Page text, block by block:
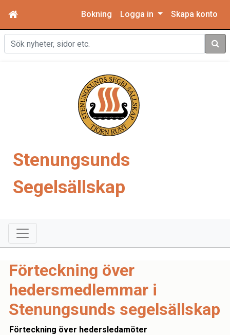
Bokning Logga in Skapa konto
Sök
Stenungsunds
Segelsällskap
Förteckning över
hedersmedlemmar i
Stenungsunds segelsällskap
Förteckning över hedersledamöter